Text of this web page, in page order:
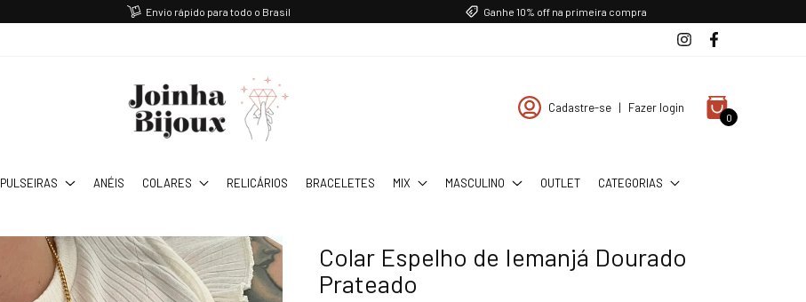
Envio rápido para todo o Brasil Ganhe 10% off na primeira compra
Cadastre-se | Fazer login
0
PULSEIRAS ANÉIS COLARES RELICÁRIOS BRACELETES MIX MASCULINO OUTLET CATEGORIAS
Colar Espelho de Iemanjá Dourado
Prateado